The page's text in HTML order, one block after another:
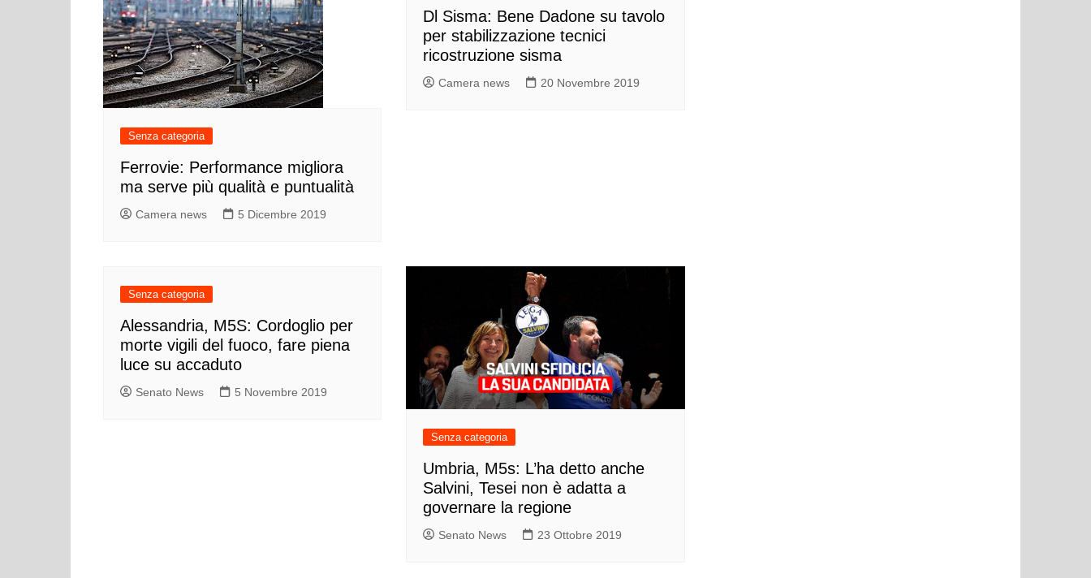
Senza categoria
Ferrovie: Performance migliora
ma serve più qualità e puntualità
Camera news 5 Dicembre 2019
Dl Sisma: Bene Dadone su tavolo
per stabilizzazione tecnici
ricostruzione sisma
Camera news 20 Novembre 2019
Senza categoria
Alessandria, M5S: Cordoglio per
morte vigili del fuoco, fare piena
luce su accaduto
Senato News 5 Novembre 2019
Senza categoria
Umbria, M5s: L’ha detto anche
Salvini, Tesei non è adatta a
governare la regione
Senato News 23 Ottobre 2019